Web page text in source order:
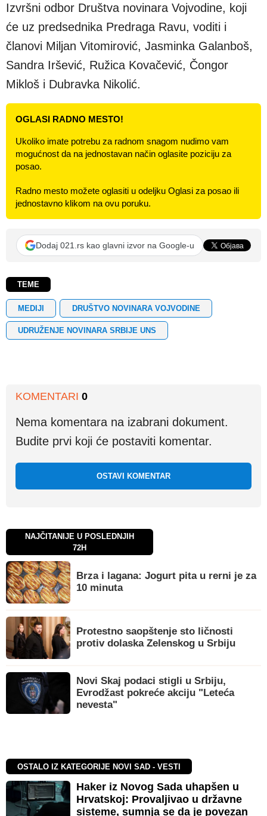
Izvršni odbor Društva novinara Vojvodine, koji
će uz predsednika Predraga Ravu, voditi i
članovi Miljan Vitomirović, Jasminka Galanboš,
Sandra Iršević, Ružica Kovačević, Čongor
Mikloš i Dubravka Nikolić.
OGLASI RADNO MESTO!
Ukoliko imate potrebu za radnom snagom nudimo vam
mogućnost da na jednostavan način oglasite poziciju za
posao.
Radno mesto možete oglasiti u odeljku Oglasi za posao ili
jednostavno klikom na ovu poruku.
Dodaj 021.rs kao glavni izvor na Google-u
TEME
MEDIJI DRUŠTVO NOVINARA VOJVODINE
UDRUŽENJE NOVINARA SRBIJE UNS
KOMENTARI 0
Nema komentara na izabrani dokument.
Budite prvi koji će postaviti komentar.
OSTAVI KOMENTAR
NAJČITANIJE U POSLEDNJIH
72H
Brza i lagana: Jogurt pita u rerni je za
10 minuta
Protestno saopštenje sto ličnosti
protiv dolaska Zelenskog u Srbiju
Novi Skaj podaci stigli u Srbiju,
Evrodžast pokreće akciju "Leteća
nevesta"
OSTALO IZ KATEGORIJE NOVI SAD - VESTI
Haker iz Novog Sada uhapšen u
Hrvatskoj: Provaljivao u državne
sisteme, sumnja se da je povezan